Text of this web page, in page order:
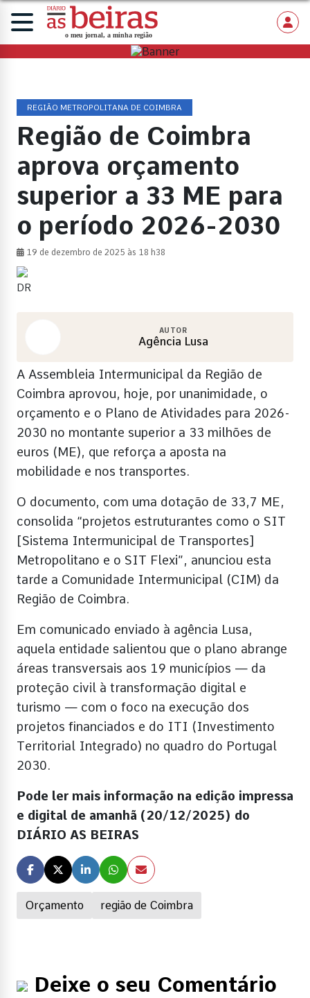
REGIÃO METROPOLITANA DE COIMBRA
Região de Coimbra
aprova orçamento
superior a 33 ME para
o período 2026-2030
19 de dezembro de 2025 às 18 h38
DR
AUTOR
Agência Lusa
Orçamento região de Coimbra
A Assembleia Intermunicipal da Região de
Coimbra aprovou, hoje, por unanimidade, o
orçamento e o Plano de Atividades para 2026-
2030 no montante superior a 33 milhões de
euros (ME), que reforça a aposta na
mobilidade e nos transportes.
O documento, com uma dotação de 33,7 ME,
consolida “projetos estruturantes como o SIT
[Sistema Intermunicipal de Transportes]
Metropolitano e o SIT Flexi”, anunciou esta
tarde a Comunidade Intermunicipal (CIM) da
Região de Coimbra.
Em comunicado enviado à agência Lusa,
aquela entidade salientou que o plano abrange
áreas transversais aos 19 municípios — da
proteção civil à transformação digital e
turismo — com o foco na execução dos
projetos financiados e do ITI (Investimento
Territorial Integrado) no quadro do Portugal
2030.
Pode ler mais informação na edição impressa
e digital de amanhã (20/12/2025) do
DIÁRIO AS BEIRAS
Deixe o seu Comentário